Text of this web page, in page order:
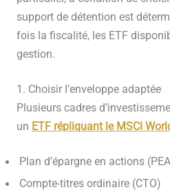
support de détention est
fois la fiscalité, les ETF
gestion.
1. Choisir l’enveloppe adaptée
Plusieurs cadres
un ETF répliquant le MSCI
Plan d’épargne en actions
Compte-titres ordinaire (CTO)